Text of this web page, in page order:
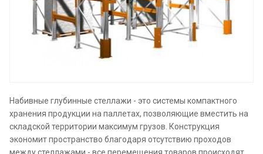
Набивные глубинные стеллажи - это системы компактного
хранения продукции на паллетах, позволяющие вместить на
складской территории максимум грузов. Конструкция
экономит пространство благодаря отсутствию проходов
между стеллажами - все перемещения товаров происходят